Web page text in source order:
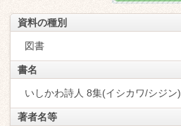
資料の種別
図書
書名
いしかわ詩人 8集(イシカワ/シジン)
著者名等